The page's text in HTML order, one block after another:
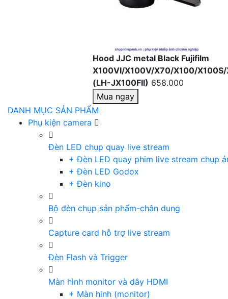
Hood JJC metal Black Fujifilm
X100VI/X100V/X70/X100/
(LH-JX100FII) 658.000
Mua ngay
DANH MỤC SẢN PHẨM
Phụ kiện camera
Đèn LED chụp quay live stream
+ Đèn LED quay phim live stream chụp
+ Đèn LED Godox
+ Đèn kino
Bộ đèn chụp sản phẩm-chân dung
Capture card hỗ trợ live stream
Đèn Flash và Trigger
Màn hình monitor và dây HDMI
+ Màn hinh (monitor)